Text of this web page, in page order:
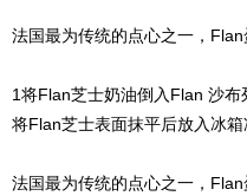
法国最为传统的点心之一，
1将Flan芝士奶油倒入Flan 沙布
将Flan芝士表面抹平后放入冰箱
法国最为传统的点心之一，